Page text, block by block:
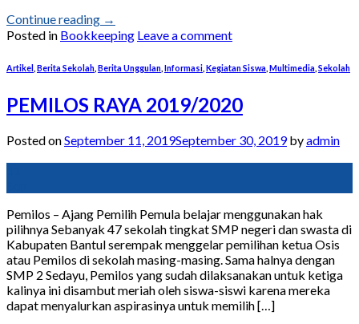
Continue reading →
Posted in Bookkeeping Leave a comment
Artikel Berita Sekolah Berita Unggulan Informasi Kegiatan Siswa Multimedia Sekolah
PEMILOS RAYA 2019/2020
Posted onSeptember 11, 2019September 30, 2019byadmin
Pemilos – Ajang Pemilih Pemula belajar menggunakan hak
pilihnya Sebanyak 47 sekolah tingkat SMP negeri dan swasta di
Kabupaten Bantul serempak menggelar pemilihan ketua Osis
atau Pemilos di sekolah masing-masing. Sama halnya dengan
SMP 2 Sedayu, Pemilos yang sudah dilaksanakan untuk ketiga
kalinya ini disambut meriah oleh siswa-siswi karena mereka
dapat menyalurkan aspirasinya untuk memilih […]